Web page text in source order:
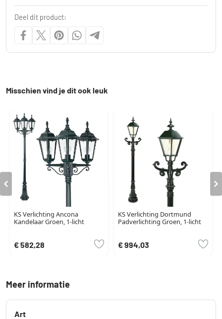
Deel dit product:
Misschien vind je dit ook leuk
KS Verlichting Ancona
Kandelaar Groen, 1-licht
€ 582,28
KS Verlichting Dortmund
Padverlichting Groen, 1-licht
€ 994,03
Meer informatie
Art